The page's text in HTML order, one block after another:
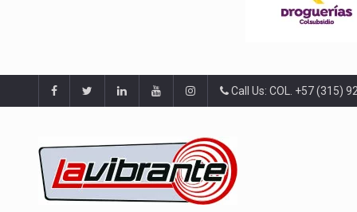
Call Us: COL. +57 (315)